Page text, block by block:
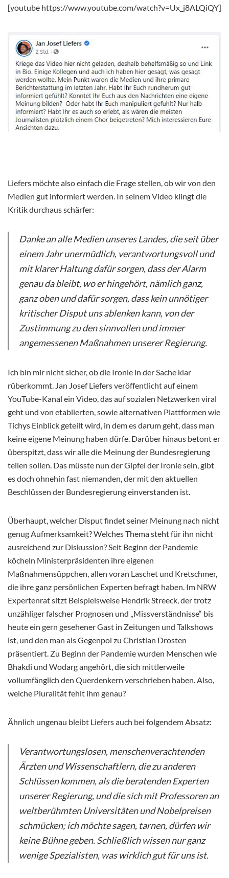
[youtube https://www.youtube.com/watch?v=Ux_j8ALQiQY]
Liefers möchte also einfach die Frage stellen, ob wir von den
Medien gut informiert werden. In seinem Video klingt die
Kritik durchaus schärfer:
Danke an alle Medien unseres Landes, die seit über
einem Jahr unermüdlich, verantwortungsvoll und
mit klarer Haltung dafür sorgen, dass der Alarm
genau da bleibt, wo er hingehört, nämlich ganz,
ganz oben und dafür sorgen, dass kein unnötiger
kritischer Disput uns ablenken kann, von der
Zustimmung zu den sinnvollen und immer
angemessenen Maßnahmen unserer Regierung.
Ich bin mir nicht sicher, ob die Ironie in der Sache klar
rüberkommt. Jan Josef Liefers veröffentlicht auf einem
YouTube-Kanal ein Video, das auf sozialen Netzwerken viral
geht und von etablierten, sowie alternativen Plattformen wie
Tichys Einblick geteilt wird, in dem es darum geht, dass man
keine eigene Meinung haben dürfe. Darüber hinaus betont er
überspitzt, dass wir alle die Meinung der Bundesregierung
teilen sollen. Das müsste nun der Gipfel der Ironie sein, gibt
es doch ohnehin fast niemanden, der mit den aktuellen
Beschlüssen der Bundesregierung einverstanden ist.
Überhaupt, welcher Disput findet seiner Meinung nach nicht
genug Aufmerksamkeit? Welches Thema steht für ihn nicht
ausreichend zur Diskussion? Seit Beginn der Pandemie
köcheln Ministerpräsidenten ihre eigenen
Maßnahmensüppchen, allen voran Laschet und Kretschmer,
die ihre ganz persönlichen Experten befragt haben. Im NRW
Expertenrat sitzt Beispielsweise Hendrik Streeck, der trotz
unzähliger falscher Prognosen und „Missverständnisse“ bis
heute ein gern gesehener Gast in Zeitungen und Talkshows
ist, und den man als Gegenpol zu Christian Drosten
präsentiert. Zu Beginn der Pandemie wurden Menschen wie
Bhakdi und Wodarg angehört, die sich mittlerweile
vollumfänglich den Querdenkern verschrieben haben. Also,
welche Pluralität fehlt ihm genau?
Ähnlich ungenau bleibt Liefers auch bei folgendem Absatz:
Verantwortungslosen, menschenverachtenden
Ärzten und Wissenschaftlern, die zu anderen
Schlüssen kommen, als die beratenden Experten
unserer Regierung, und die sich mit Professoren an
weltberühmten Universitäten und Nobelpreisen
schmücken; ich möchte sagen, tarnen, dürfen wir
keine Bühne geben. Schließlich wissen nur ganz
wenige Spezialisten, was wirklich gut für uns ist.